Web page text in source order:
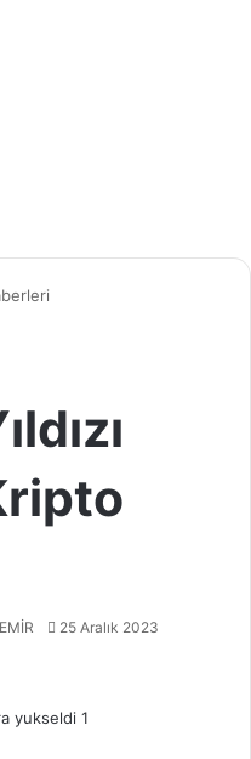
Bir 25 Aralık 2023